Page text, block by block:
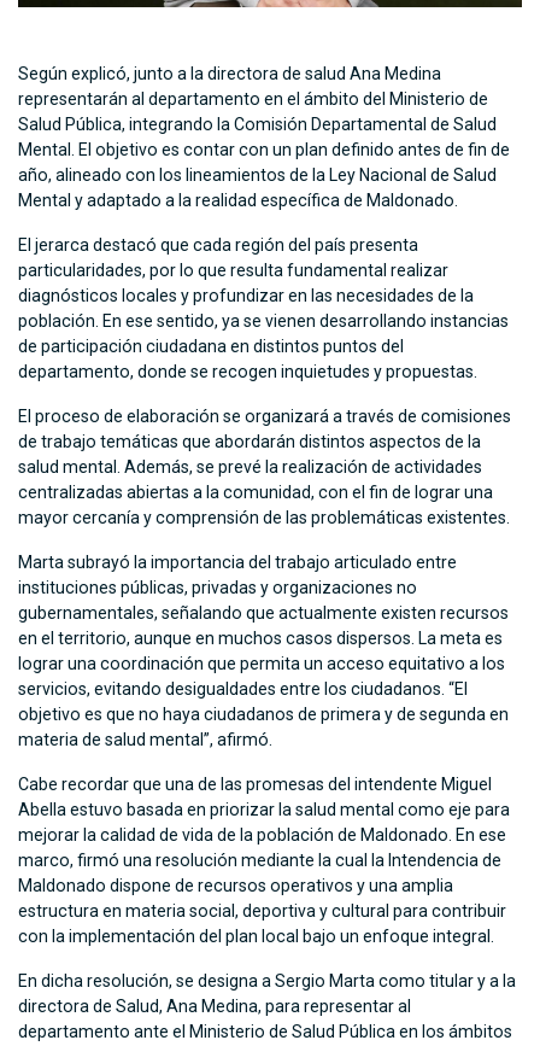
Según explicó, junto a la directora de salud Ana Medina
representarán al departamento en el ámbito del Ministerio de
Salud Pública, integrando la Comisión Departamental de Salud
Mental. El objetivo es contar con un plan definido antes de fin de
año, alineado con los lineamientos de la Ley Nacional de Salud
Mental y adaptado a la realidad específica de Maldonado.
El jerarca destacó que cada región del país presenta
particularidades, por lo que resulta fundamental realizar
diagnósticos locales y profundizar en las necesidades de la
población. En ese sentido, ya se vienen desarrollando instancias
de participación ciudadana en distintos puntos del
departamento, donde se recogen inquietudes y propuestas.
El proceso de elaboración se organizará a través de comisiones
de trabajo temáticas que abordarán distintos aspectos de la
salud mental. Además, se prevé la realización de actividades
centralizadas abiertas a la comunidad, con el fin de lograr una
mayor cercanía y comprensión de las problemáticas existentes.
Marta subrayó la importancia del trabajo articulado entre
instituciones públicas, privadas y organizaciones no
gubernamentales, señalando que actualmente existen recursos
en el territorio, aunque en muchos casos dispersos. La meta es
lograr una coordinación que permita un acceso equitativo a los
servicios, evitando desigualdades entre los ciudadanos. “El
objetivo es que no haya ciudadanos de primera y de segunda en
materia de salud mental”, afirmó.
Cabe recordar que una de las promesas del intendente Miguel
Abella estuvo basada en priorizar la salud mental como eje para
mejorar la calidad de vida de la población de Maldonado. En ese
marco, firmó una resolución mediante la cual la Intendencia de
Maldonado dispone de recursos operativos y una amplia
estructura en materia social, deportiva y cultural para contribuir
con la implementación del plan local bajo un enfoque integral.
En dicha resolución, se designa a Sergio Marta como titular y a la
directora de Salud, Ana Medina, para representar al
departamento ante el Ministerio de Salud Pública en los ámbitos